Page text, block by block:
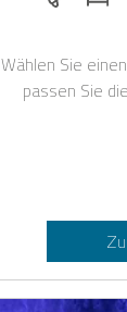
Wählen Sie
passen Sie